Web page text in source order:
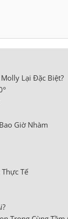
Lại Đặc Biệt?
Giờ Nhàm
Tế